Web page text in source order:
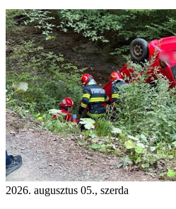
2026. augusztus 05., szerda